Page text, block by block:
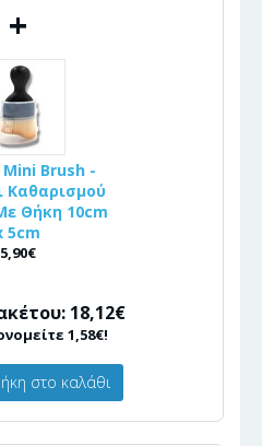
+
Brush -
Καθαρισμού
Θήκη 10cm
5cm
5,90€
18,12€
1,58€!
στο καλάθι